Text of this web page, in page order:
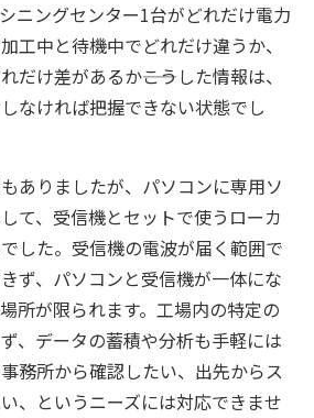
ニングセンター1台がどれだけ電力
工中と待機中でどれだけ違うか、
だけ差があるか――こうした情報は、
なければ把握できない状態でし
ありましたが、パソコンに専用ソ
て、受信機とセットで使うローカ
した。受信機の電波が届く範囲で
ず、パソコンと受信機が一体にな
所が限られます。工場内の特定の
、データの蓄積や分析も手軽には
務所から確認したい、出先からス
、というニーズには対応できませ